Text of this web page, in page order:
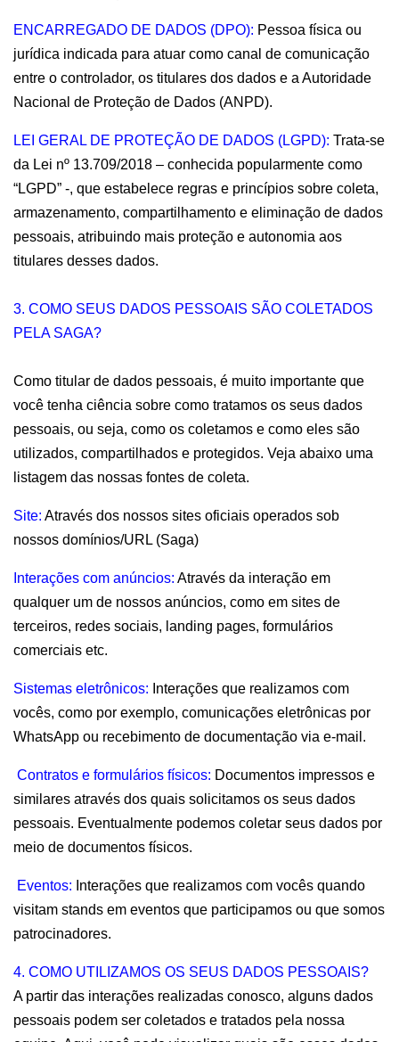
ENCARREGADO DE DADOS (DPO): Pessoa física ou
jurídica indicada para atuar como canal de comunicação
entre o controlador, os titulares dos dados e a Autoridade
Nacional de Proteção de Dados (ANPD).
LEI GERAL DE PROTEÇÃO DE DADOS (LGPD): Trata-se
da Lei nº 13.709/2018 – conhecida popularmente como
“LGPD” -, que estabelece regras e princípios sobre coleta,
armazenamento, compartilhamento e eliminação de dados
pessoais, atribuindo mais proteção e autonomia aos
titulares desses dados.
3. COMO SEUS DADOS PESSOAIS SÃO COLETADOS
PELA SAGA?
Como titular de dados pessoais, é muito importante que
você tenha ciência sobre como tratamos os seus dados
pessoais, ou seja, como os coletamos e como eles são
utilizados, compartilhados e protegidos. Veja abaixo uma
listagem das nossas fontes de coleta.
Site: Através dos nossos sites oficiais operados sob
nossos domínios/URL (Saga)
Interações com anúncios: Através da interação em
qualquer um de nossos anúncios, como em sites de
terceiros, redes sociais, landing pages, formulários
comerciais etc.
Sistemas eletrônicos: Interações que realizamos com
vocês, como por exemplo, comunicações eletrônicas por
WhatsApp ou recebimento de documentação via e-mail.
Contratos e formulários físicos: Documentos impressos e
similares através dos quais solicitamos os seus dados
pessoais. Eventualmente podemos coletar seus dados por
meio de documentos físicos.
Eventos: Interações que realizamos com vocês quando
visitam stands em eventos que participamos ou que somos
patrocinadores.
4. COMO UTILIZAMOS OS SEUS DADOS PESSOAIS?
A partir das interações realizadas conosco, alguns dados
pessoais podem ser coletados e tratados pela nossa